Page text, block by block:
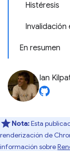
Histéresis
Invalidación
En resumen
Ian
Nota:Esta
renderización de
información sobre